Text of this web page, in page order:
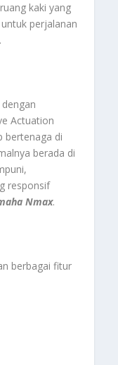
kaki yang
perjalanan
Actuation
bertenaga di
berada di
responsif
Nmax.
berbagai fitur